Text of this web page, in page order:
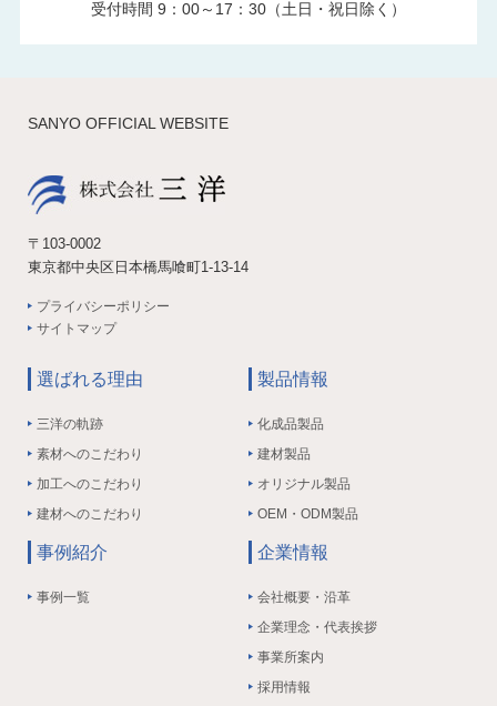
受付時間 9：00～17：30（土日・祝日除く）
SANYO OFFICIAL WEBSITE
〒103-0002
東京都中央区日本橋馬喰町1-13-14
プライバシーポリシー
サイトマップ
選ばれる理由
三洋の軌跡
素材へのこだわり
加工へのこだわり
建材へのこだわり
製品情報
化成品製品
建材製品
オリジナル製品
OEM・ODM製品
事例紹介
事例一覧
企業情報
会社概要・沿革
企業理念・代表挨拶
事業所案内
採用情報